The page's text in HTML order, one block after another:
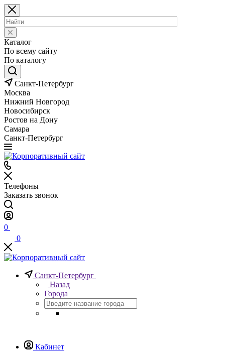
Каталог
По всему сайту
По каталогу
Санкт-Петербург
Москва
Нижний Новгород
Новосибирск
Ростов на Дону
Самара
Санкт-Петербург
Телефоны
Заказать звонок
0
0
Санкт-Петербург
Назад
Города
Кабинет